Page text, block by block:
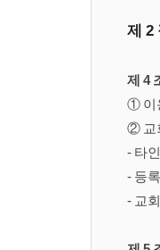
제 2
제 4
① 이
② 교
- 타
- 등
- 교